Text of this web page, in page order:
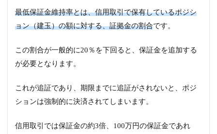
最低保証金維持率とは、信用取引で保有しているポジシ
ョン（建玉）の額に対する、証拠金の割合です。
この割合が一般的に20％を下回ると、保証金を追加する
が必要となります。
これが追証であり、期限までに追証がされないと、ポジ
ションは強制的に決済されてしまいます。
信用取引では保証金の約3倍、100万円の保証金であれ